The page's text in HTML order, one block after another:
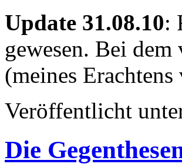
Update 31.08.10:
gewesen. Bei
(meines
Veröffentlicht
Die